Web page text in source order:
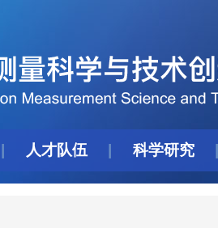
人才队伍 科学研究